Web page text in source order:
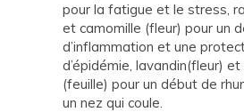
pour la fatigue et le stress,
et camomille (fleur) pour un
d’inflammation et une
d’épidémie, lavandin(fleur)
(feuille) pour un début de
un nez qui coule.